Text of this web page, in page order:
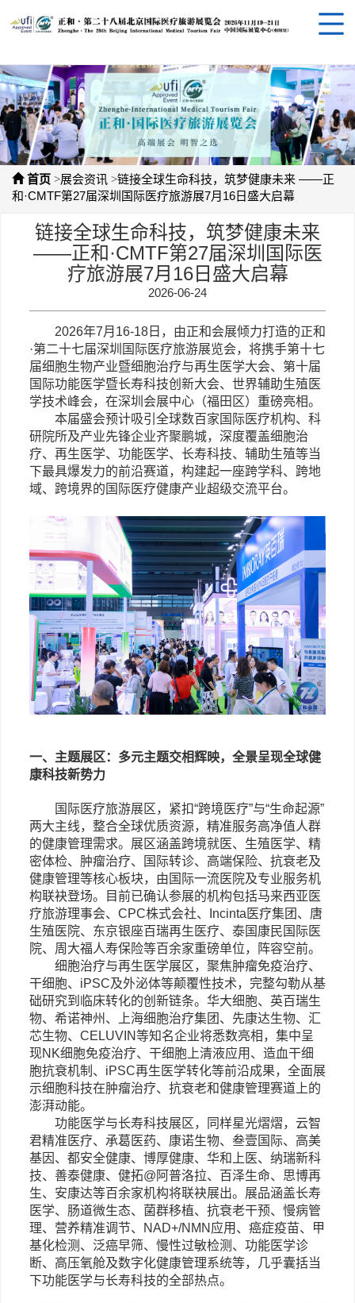
首页 >展会资讯 >链接全球生命科技，筑梦健康未来 ——正
和·CMTF第27届深圳国际医疗旅游展7月16日盛大启幕
链接全球生命科技，筑梦健康未来
——正和·CMTF第27届深圳国际医
疗旅游展7月16日盛大启幕
2026-06-24
2026年7月 16-18日，由正和会展倾力打造的正和
·第二十七届深圳国际医疗旅游展览会，将携手第十七
届细胞生物产业暨细胞治疗与再生医学大会、第十届
国际功能医学暨长寿科技创新大会、世界辅助生殖医
学技术峰会，在深圳会展中心（福田区）重磅亮相。
本届盛会预计吸引全球数百家国际医疗机构、科
研院所及产业先锋企业齐聚鹏城，深度覆盖细胞治
疗、再生医学、功能医学、长寿科技、辅助生殖等当
下最具爆发力的前沿赛道，构建起一座跨学科、跨地
域、跨境界的国际医疗健康产业超级交流平台。
一、主题展区：多元主题交相辉映，全景呈现全球健
康科技新势力
国际医疗旅游展区， 紧扣“跨境医疗”与“生命起源”
两大主线，整合全球优质资源，精准服务高净值人群
的健康管理需求。展区涵盖跨境就医、生殖医学、精
密体检、肿瘤治疗、国际转诊、高端保险、抗衰老及
健康管理等核心板块，由国际一流医院及专业服务机
构联袂登场。目前已确认参展的机构包括马来西亚医
疗旅游理事会、 CPC株式会社、 Incinta医疗集团、唐
生殖医院、东京银座百瑞再生医疗、泰国康民国际医
院、周大福人寿保险等百余家重磅单位，阵容空前。
细胞治疗与再生医学展区， 聚焦肿瘤免疫治疗、
干细胞、 iPSC及外泌体等颠覆性技术，完整勾勒从基
础研究到临床转化的创新链条。华大细胞、英百瑞生
物、希诺神州、上海细胞治疗集团、先康达生物、汇
芯生物、 CELUVIN等知名企业将悉数亮相，集中呈
现NK细胞免疫治疗、干细胞上清液应用、造血干细
胞抗衰机制、 iPSC再生医学转化等前沿成果，全面展
示细胞科技在肿瘤治疗、抗衰老和健康管理赛道上的
澎湃动能。
功能医学与长寿科技展区，
同样星光熠熠，云智
君精准医疗、承葛医药、康诺生物、叁壹国际、高美
基因、都安全健康、博厚健康、华和上医、纳瑞新科
技、善泰健康、健拓@ 阿普洛拉、百泽生命、思博再
生、安康达等百余家机构将联袂展出。展品涵盖长寿
医学、肠道微生态、菌群移植、抗衰老干预、慢病管
理、营养精准调节、
NAD+/NMN 应用、癌症疫苗、甲
基化检测、泛癌早筛、慢性过敏检测、功能医学诊
断、高压氧舱及数字化健康管理系统等，几乎囊括当
下功能医学与长寿科技的全部热点。